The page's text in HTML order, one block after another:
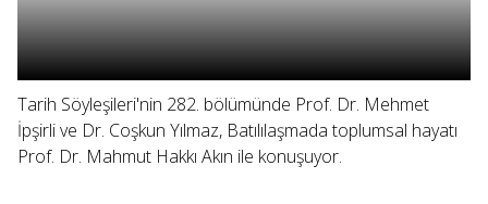
Tarih Söyleşileri'nin 282. bölümünde Prof. Dr. Mehmet
İpşirli ve Dr. Coşkun Yılmaz, Batılılaşmada toplumsal hayatı
Prof. Dr. Mahmut Hakkı Akın ile konuşuyor.